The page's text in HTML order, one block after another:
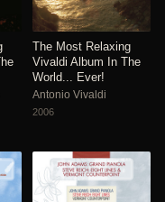
The Most Relaxing
Vivaldi Album In The
World... Ever!
Antonio Vivaldi
2006